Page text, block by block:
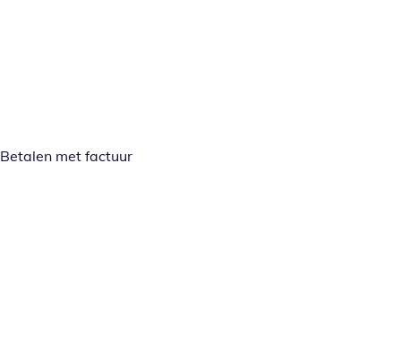
Betalen met factuur